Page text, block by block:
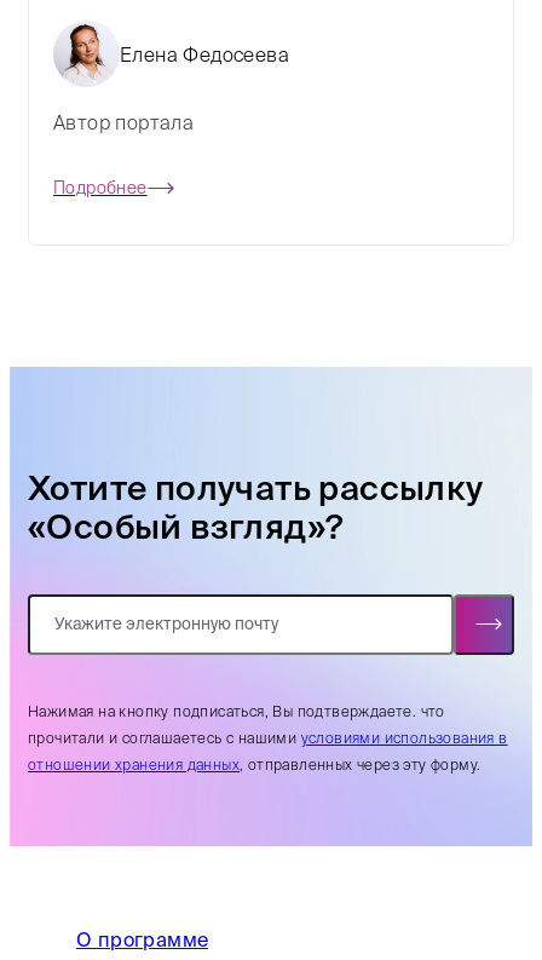
Елена Федосеева
Автор портала
Подробнее
Хотите получать рассылку
«Особый взгляд»?
Нажимая на кнопку подписаться, Вы подтверждаете. что
прочитали и соглашаетесь с нашими условиями использования в
отношении хранения данных, отправленных через эту форму.
О программе